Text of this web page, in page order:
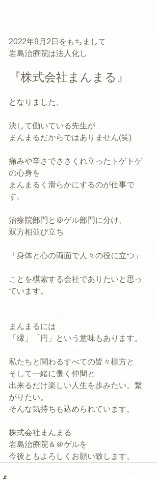
2022年9月2日をもちまして
岩島治療院は法人化し
『株式会社まんまる』
となりました。
決して働いている先生が
まんまるだからではありません(笑)
痛みや辛さでささくれ立ったトゲトゲ
の心身を
まんまるく滑らかにするのが仕事で
す。
治療院部門と＠ゲル部門に分け、
双方相並び立ち
「身体と心の両面で人々の役に立つ」
ことを模索する会社でありたいと思っ
ています。
まんまるには
「縁」「円」という意味もあります。
私たちと関わるすべての皆々様方と
そして一緒に働く仲間と
出来るだけ楽しい人生を歩みたい。繋
がりたい。
そんな気持ちも込められています。
株式会社まんまる
岩島治療院＆＠ゲルを
今後ともよろしくお願い致します。